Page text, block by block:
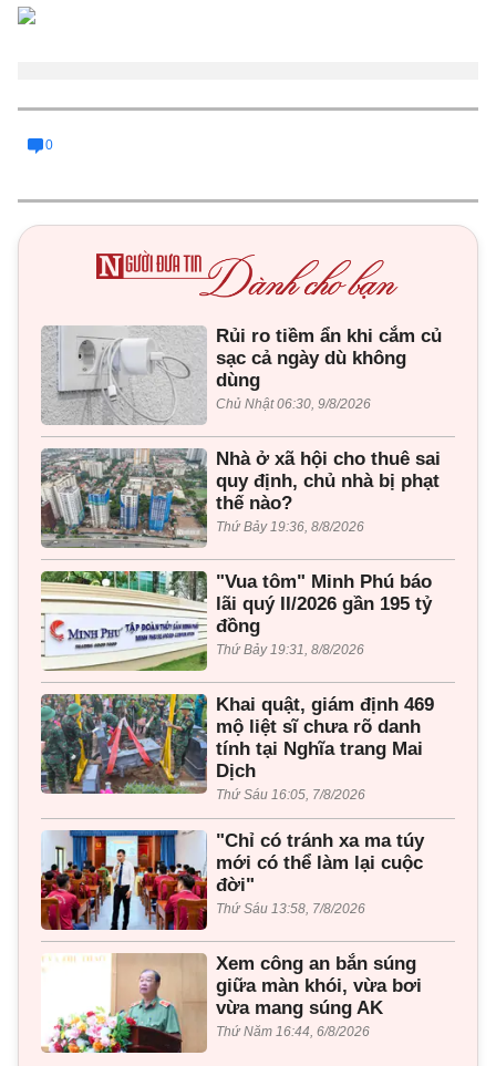
0
Rủi ro tiềm ẩn khi cắm củ
sạc cả ngày dù không
dùng
Chủ Nhật 06:30, 9/8/2026
Nhà ở xã hội cho thuê sai
quy định, chủ nhà bị phạt
thế nào?
Thứ Bảy 19:36, 8/8/2026
"Vua tôm" Minh Phú báo
lãi quý II/2026 gần 195 tỷ
đồng
Thứ Bảy 19:31, 8/8/2026
Khai quật, giám định 469
mộ liệt sĩ chưa rõ danh
tính tại Nghĩa trang Mai
Dịch
Thứ Sáu 16:05, 7/8/2026
"Chỉ có tránh xa ma túy
mới có thể làm lại cuộc
đời"
Thứ Sáu 13:58, 7/8/2026
Xem công an bắn súng
giữa màn khói, vừa bơi
vừa mang súng AK
Thứ Năm 16:44, 6/8/2026